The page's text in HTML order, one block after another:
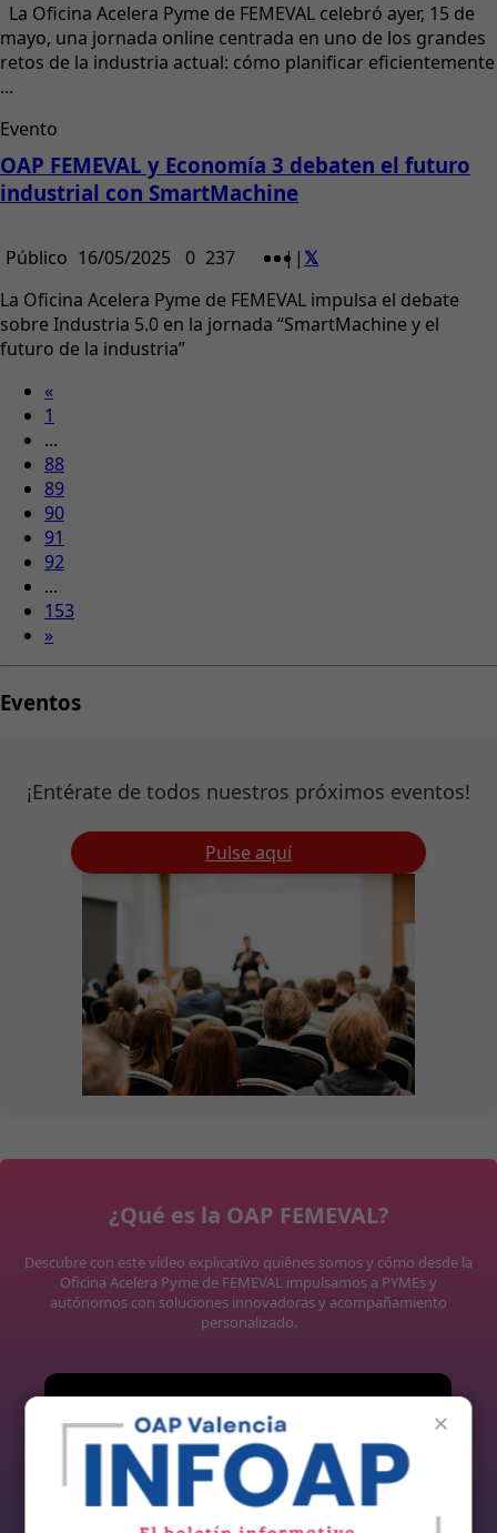
La Oficina Acelera Pyme de FEMEVAL celebró ayer, 15 de
mayo, una jornada online centrada en uno de los grandes
retos de la industria actual: cómo planificar eficientemente
...
Evento
OAP FEMEVAL y Economía 3 debaten el futuro
industrial con SmartMachine
Público 16/05/2025 0 237 | |
La Oficina Acelera Pyme de FEMEVAL impulsa el debate
sobre Industria 5.0 en la jornada “SmartMachine y el
futuro de la industria”
«
1
...
88
89
90
91
92
...
153
»
Eventos
¡Entérate de todos nuestros próximos eventos!
Pulse aquí
¿Qué es la OAP FEMEVAL?
Descubre con este vídeo explicativo quiénes somos y cómo desde la
Oficina Acelera Pyme de FEMEVAL impulsamos a PYMEs y
autónomos con soluciones innovadoras y acompañamiento
personalizado.
×